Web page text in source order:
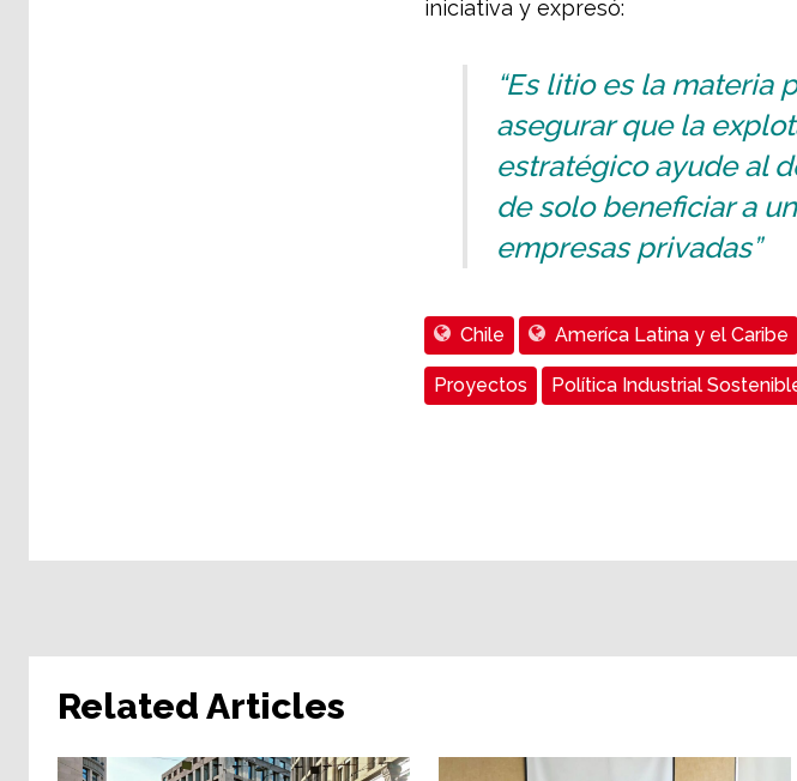
iniciativa y expresó:
“Es litio es la materia
asegurar que la
estratégico ayude al
de solo beneficiar a
empresas privadas”
Chile Ameríca Latina y el Caribe
Proyectos Política Industrial
Related Articles